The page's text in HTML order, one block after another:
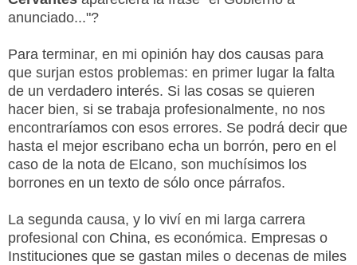
anunciado..."?
Para terminar, en mi opinión hay dos causas para
que surjan estos problemas: en primer lugar la falta
de un verdadero interés. Si las cosas se quieren
hacer bien, si se trabaja profesionalmente, no nos
encontraríamos con esos errores. Se podrá decir que
hasta el mejor escribano echa un borrón, pero en el
caso de la nota de Elcano, son muchísimos los
borrones en un texto de sólo once párrafos.
La segunda causa, y lo viví en mi larga carrera
profesional con China, es económica. Empresas o
Instituciones que se gastan miles o decenas de miles